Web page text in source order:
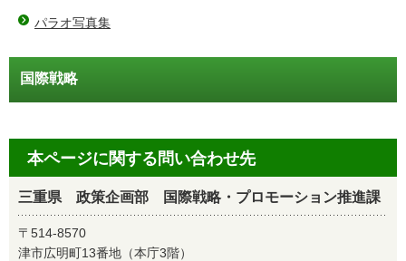
パラオ写真集
国際戦略
本ページに関する問い合わせ先
三重県 政策企画部 国際戦略・プロモーション推進課
〒514-8570
津市広明町13番地（本庁3階）